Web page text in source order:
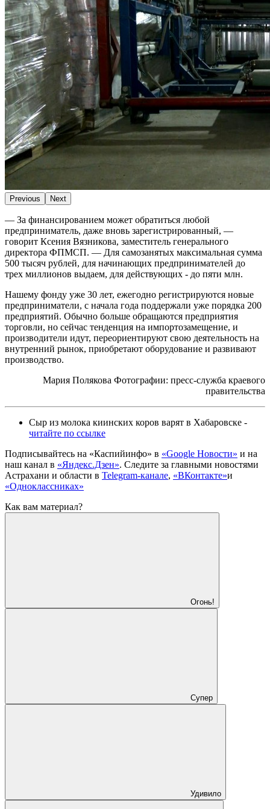
Previous Next
— За финансированием может обратиться любой
предприниматель, даже вновь зарегистрированный, —
говорит Ксения Вязникова, заместитель генерального
директора ФПМСП. — Для самозанятых максимальная сумма
500 тысяч рублей, для начинающих предпринимателей до
трех миллионов выдаем, для действующих - до пяти млн.
Нашему фонду уже 30 лет, ежегодно регистрируются новые
предприниматели, с начала года поддержали уже порядка 200
предприятий. Обычно больше обращаются предприятия
торговли, но сейчас тенденция на импортозамещение, и
производители идут, переориентируют свою деятельность на
внутренний рынок, приобретают оборудование и развивают
производство.
Мария Полякова Фотографии: пресс-служба краевого
правительства
Сыр из молока киинских коров варят в Хабаровске -
читайте по ссылке
Подписывайтесь на «Каспийинфо» в «Google Новости» и на
наш канал в «Яндекс.Дзен». Cледите за главными новостями
Астрахани и области в Telegram-канале, «ВКонтакте»и
«Одноклассниках»
Как вам материал?
Огонь!
Супер
Удивило